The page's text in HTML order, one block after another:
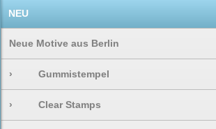
NEU
Neue Motive aus Berlin
› Gummistempel
› Clear Stamps